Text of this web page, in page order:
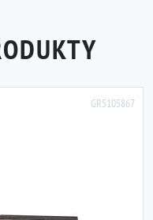
GRS105867